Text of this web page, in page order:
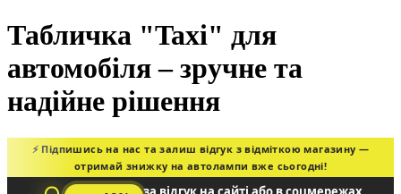
Табличка "Taxi" для
автомобіля – зручне та
надійне рішення
⚡ Підпишись на нас та залиш відгук з відміткою магазину —
отримай знижку на автолампи вже сьогодні!